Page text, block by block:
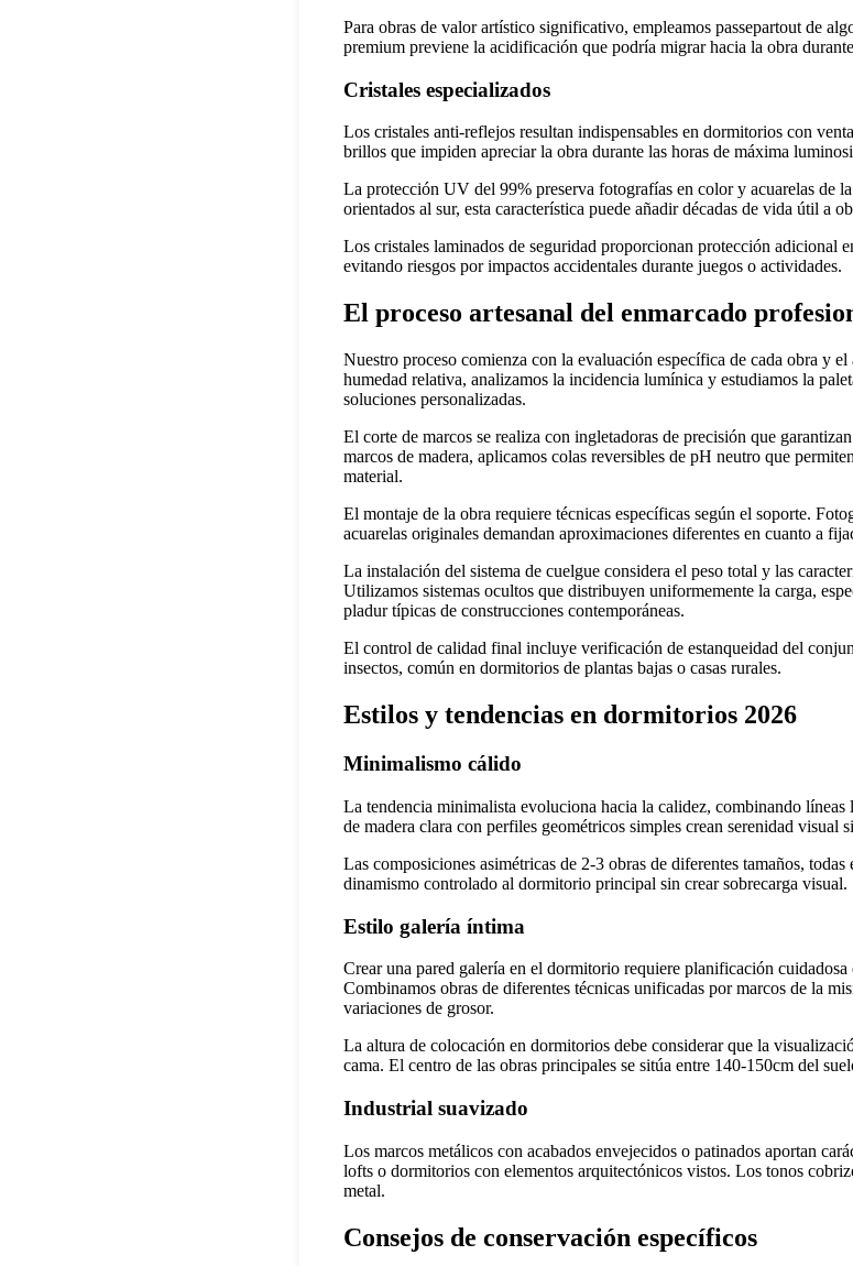
Para obras de valor artístico significativo, empleamos passepartout de
premium previene la acidificación que podría migrar hacia la obra
Cristales especializados
Los cristales anti-reflejos resultan indispensables en dormitorios con
brillos que impiden apreciar la obra durante las horas de máxima
La protección UV del 99% preserva fotografías en color y acuarelas de
orientados al sur, esta característica puede añadir décadas de vida útil a
Los cristales laminados de seguridad proporcionan protección adicional
evitando riesgos por impactos accidentales durante juegos o actividades.
El proceso artesanal del enmarcado
Nuestro proceso comienza con la evaluación específica de cada obra y
humedad relativa, analizamos la incidencia lumínica y estudiamos la
soluciones personalizadas.
El corte de marcos se realiza con ingletadoras de precisión que
marcos de madera, aplicamos colas reversibles de pH neutro que
material.
El montaje de la obra requiere técnicas específicas según el soporte.
acuarelas originales demandan aproximaciones diferentes en cuanto a
La instalación del sistema de cuelgue considera el peso total y las
Utilizamos sistemas ocultos que distribuyen uniformemente la carga,
pladur típicas de construcciones contemporáneas.
El control de calidad final incluye verificación de estanqueidad del
insectos, común en dormitorios de plantas bajas o casas rurales.
Estilos y tendencias en dormitorios 2026
Minimalismo cálido
La tendencia minimalista evoluciona hacia la calidez, combinando líneas
de madera clara con perfiles geométricos simples crean serenidad visual
Las composiciones asimétricas de 2-3 obras de diferentes tamaños,
dinamismo controlado al dormitorio principal sin crear sobrecarga visual.
Estilo galería íntima
Crear una pared galería en el dormitorio requiere planificación cuidadosa
Combinamos obras de diferentes técnicas unificadas por marcos de la
variaciones de grosor.
La altura de colocación en dormitorios debe considerar que la
cama. El centro de las obras principales se sitúa entre 140-150cm del
Industrial suavizado
Los marcos metálicos con acabados envejecidos o patinados aportan
lofts o dormitorios con elementos arquitectónicos vistos. Los tonos
metal.
Consejos de conservación específicos